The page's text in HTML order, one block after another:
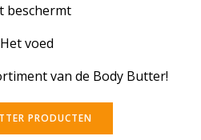
beschermt
voed
van de Body Butter!
PRODUCTEN